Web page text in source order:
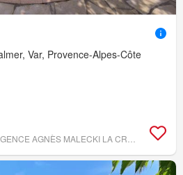
Var, Provence-Alpes-Côte